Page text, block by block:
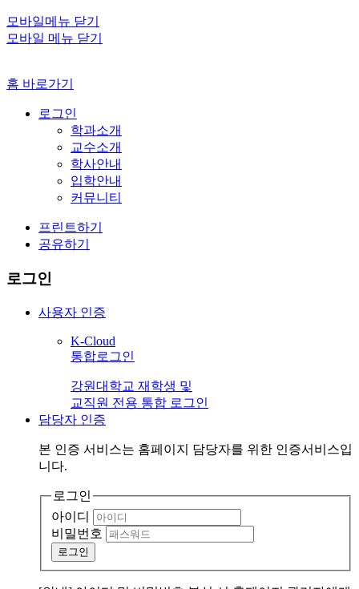
모바일메뉴 닫기
모바일 메뉴 닫기
홈 바로가기
로그인
학과소개
교수소개
학사안내
입학안내
커뮤니티
프린트하기
공유하기
로그인
사용자 인증
K-Cloud
통합로그인
강원대학교 재학생 및
교직원 전용 통합 로그인
담당자 인증
본 인증 서비스는 홈페이지 담당자를 위한 인증서비스입
니다.
로그인
아이디
비밀번호
로그인